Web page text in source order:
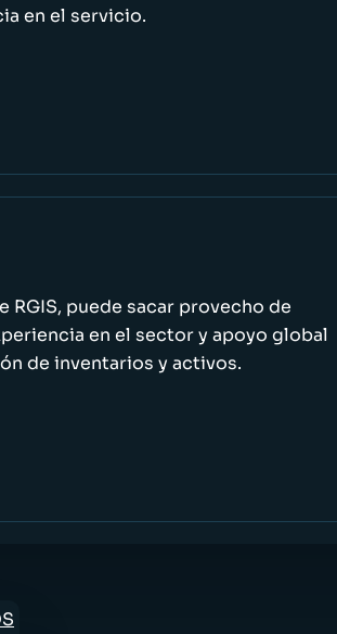
en el servicio.
puede sacar provecho de
en el sector y apoyo global
de inventarios y activos.